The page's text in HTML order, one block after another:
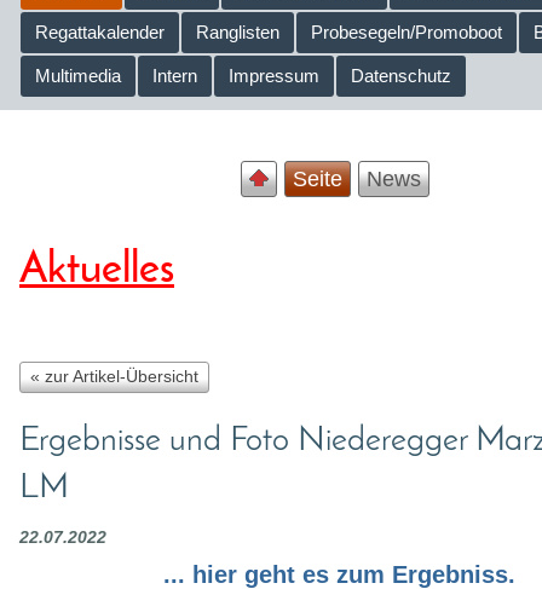
Regattakalender Ranglisten Probesegeln/Promoboot
Multimedia Intern Impressum Datenschutz
Seite News
Aktuelles
« zur Artikel-Übersicht
Ergebnisse und Foto Niederegger
LM
22.07.2022
... hier geht es zum Ergebniss.